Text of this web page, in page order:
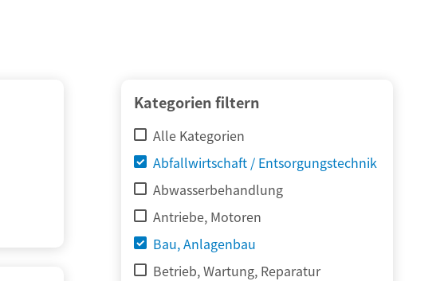
Kategorien filtern
Alle Kategorien
Abfallwirtschaft / Entsorgungstechnik
Abwasserbehandlung
Antriebe, Motoren
Bau, Anlagenbau
Betrieb, Wartung, Reparatur